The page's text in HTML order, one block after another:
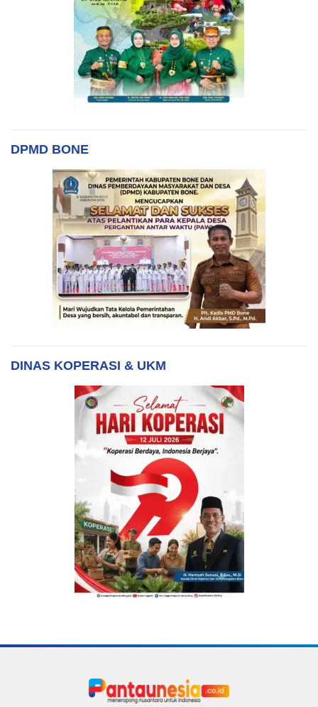
DPMD BONE
DINAS KOPERASI & UKM